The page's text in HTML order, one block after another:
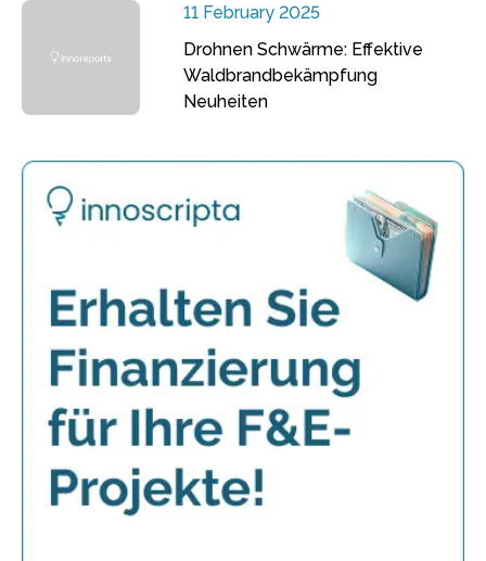
11 February 2025
Drohnen Schwärme: Effektive
Waldbrandbekämpfung
Neuheiten